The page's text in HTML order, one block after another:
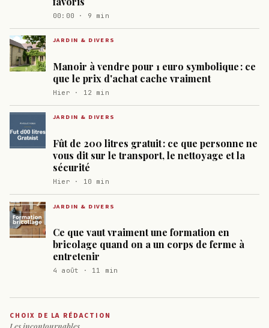
00:00 · 9 min
JARDIN & DIVERS
Manoir à vendre pour 1 euro symbolique : ce
que le prix d'achat cache vraiment
Hier · 12 min
JARDIN & DIVERS
Fût de 200 litres gratuit : ce que personne ne
vous dit sur le transport, le nettoyage et la
sécurité
Hier · 10 min
JARDIN & DIVERS
Ce que vaut vraiment une formation en
bricolage quand on a un corps de ferme à
entretenir
4 août · 11 min
CHOIX DE LA RÉDACTION
Les incontournables